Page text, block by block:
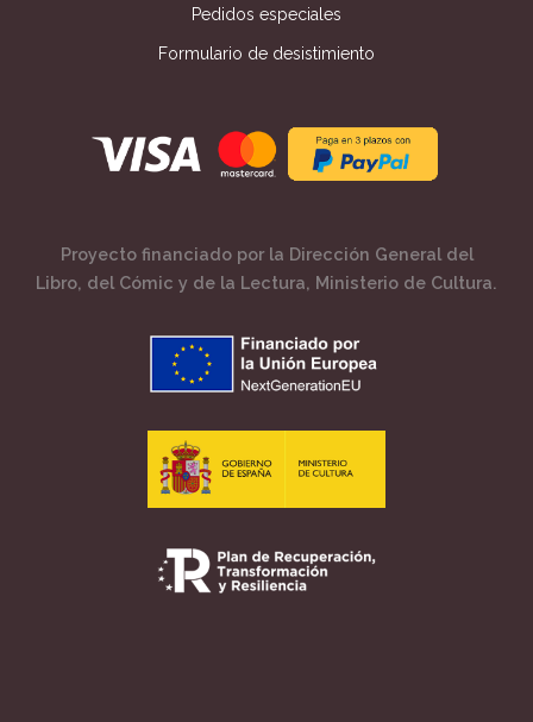
Pedidos especiales
Formulario de desistimiento
Proyecto financiado por la Dirección General del
Libro, del Cómic y de la Lectura, Ministerio de Cultura.